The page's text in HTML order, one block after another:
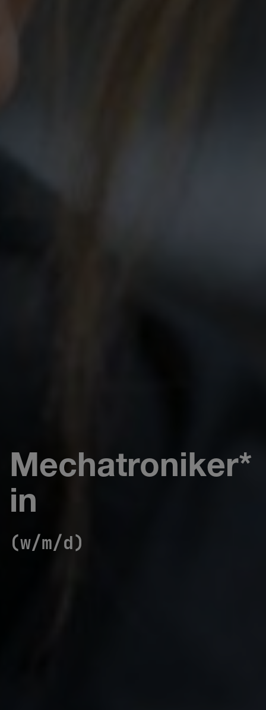
Mechatroniker*
in
(w/m/d)